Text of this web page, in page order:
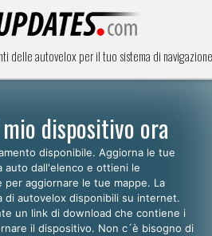
delle autovelox per il tuo sistema di
dispositivo ora
disponibile. Aggiorna le tue
auto dall'elenco e ottieni le
per aggiornare le tue mappe. La
di autovelox disponibili su internet.
un link di download che contiene i
il dispositivo. Non c´è bisogno di